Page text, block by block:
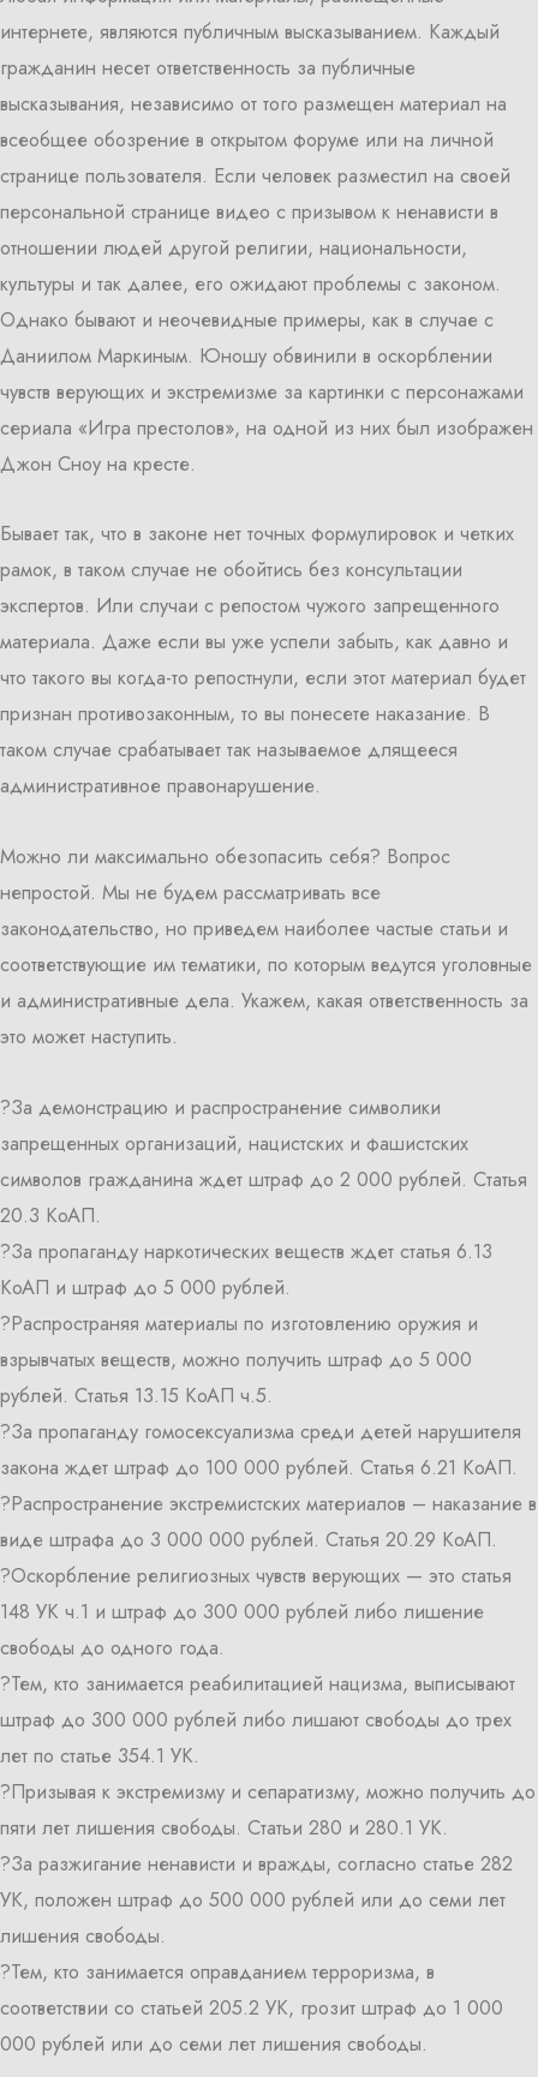
интернете, являются публичным высказыванием. Каждый
гражданин несет ответственность за публичные
высказывания, независимо от того размещен материал на
всеобщее обозрение в открытом форуме или на личной
странице пользователя. Если человек разместил на своей
персональной странице видео с призывом к ненависти в
отношении людей другой религии, национальности,
культуры и так далее, его ожидают проблемы с законом.
Однако бывают и неочевидные примеры, как в случае с
Даниилом Маркиным. Юношу обвинили в оскорблении
чувств верующих и экстремизме за картинки с персонажами
сериала «Игра престолов», на одной из них был изображен
Джон Сноу на кресте.
Бывает так, что в законе нет точных формулировок и четких
рамок, в таком случае не обойтись без консультации
экспертов. Или случаи с репостом чужого запрещенного
материала. Даже если вы уже успели забыть, как давно и
что такого вы когда-то репостнули, если этот материал будет
признан противозаконным, то вы понесете наказание. В
таком случае срабатывает так называемое длящееся
административное правонарушение.
Можно ли максимально обезопасить себя? Вопрос
непростой. Мы не будем рассматривать все
законодательство, но приведем наиболее частые статьи и
соответствующие им тематики, по которым ведутся уголовные
и административные дела. Укажем, какая ответственность за
это может наступить.
?За демонстрацию и распространение символики
запрещенных организаций, нацистских и фашистских
символов гражданина ждет штраф до 2 000 рублей. Статья
20.3 КоАП.
?За пропаганду наркотических веществ ждет статья 6.13
КоАП и штраф до 5 000 рублей.
?Распространяя материалы по изготовлению оружия и
взрывчатых веществ, можно получить штраф до 5 000
рублей. Статья 13.15 КоАП ч.5.
?За пропаганду гомосексуализма среди детей нарушителя
закона ждет штраф до 100 000 рублей. Статья 6.21 КоАП.
?Распространение экстремистских материалов – наказание в
виде штрафа до 3 000 000 рублей. Статья 20.29 КоАП.
?Оскорбление религиозных чувств верующих — это статья
148 УК ч.1 и штраф до 300 000 рублей либо лишение
свободы до одного года.
?Тем, кто занимается реабилитацией нацизма, выписывают
штраф до 300 000 рублей либо лишают свободы до трех
лет по статье 354.1 УК.
?Призывая к экстремизму и сепаратизму, можно получить до
пяти лет лишения свободы. Статьи 280 и 280.1 УК.
?За разжигание ненависти и вражды, согласно статье 282
УК, положен штраф до 500 000 рублей или до семи лет
лишения свободы.
?Тем, кто занимается оправданием терроризма, в
соответствии со статьей 205.2 УК, грозит штраф до 1 000
000 рублей или до семи лет лишения свободы.